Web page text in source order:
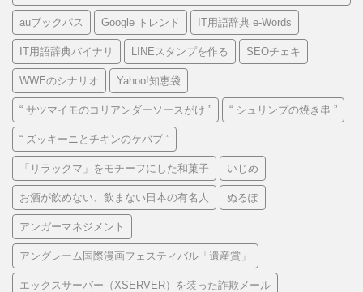
auブックパス Google トレンド IT用語辞典 e-Words
IT用語辞典バイナリ LINEスタンプを作る SEOチェキ
WWEのシナリオ Yahoo!知恵袋
“ サツマイモのコリアンダーソースがけ ” “ シュリンプの焼き串 ”
“ ズッキーニとチキンのケバブ ”
「リラックマ」をモチーフにした和菓子 いじめ
お酒が飲めない、飲まない日本の有名人 ぬるぽ
アンガーマネジメント
アングレーム国際漫画フェスティバル「遺産賞」
エックスサーバー（XSERVER）を装った詐欺メール